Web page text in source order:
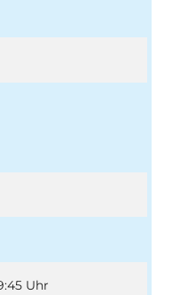
Uhr